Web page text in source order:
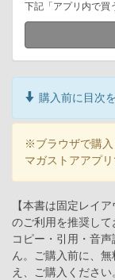
下記「アプリ内で買
購入前に目次
※ブラウザで購
マガストアアプ
【本書は固定レイ
のご利用を推奨して
コピー・引用・音
ん。ご購入前に、
え、ご購入ください